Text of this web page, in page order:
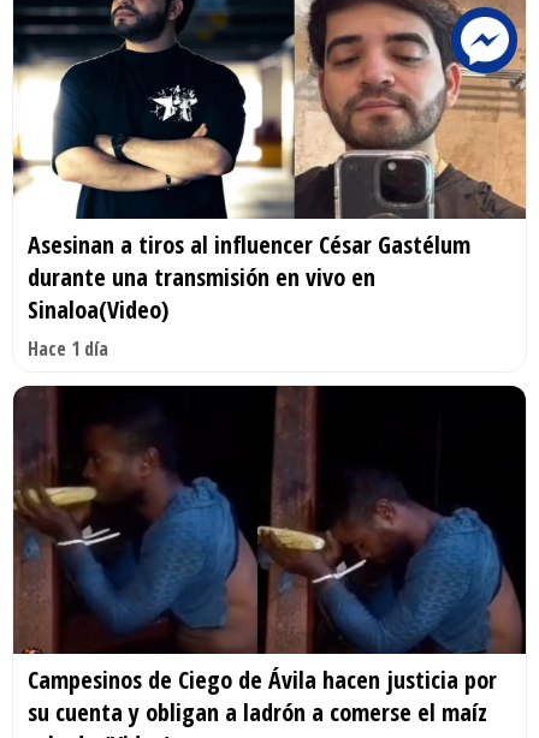
Asesinan a tiros al influencer César Gastélum
durante una transmisión en vivo en
Sinaloa(Video)
Hace 1 día
Campesinos de Ciego de Ávila hacen justicia por
su cuenta y obligan a ladrón a comerse el maíz